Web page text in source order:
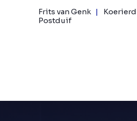
Frits van Genk
Postduif